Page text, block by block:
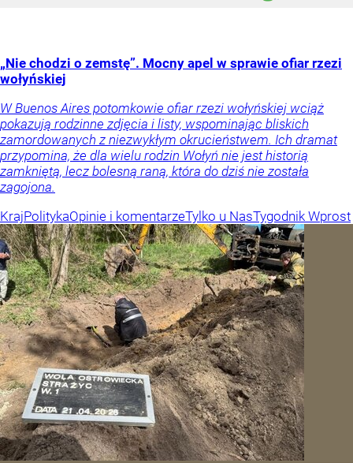
„Nie chodzi o zemstę”. Mocny apel w sprawie ofiar rzezi
wołyńskiej
W Buenos Aires potomkowie ofiar rzezi wołyńskiej wciąż
pokazują rodzinne zdjęcia i listy, wspominając bliskich
zamordowanych z niezwykłym okrucieństwem. Ich dramat
przypomina, że dla wielu rodzin Wołyń nie jest historią
zamkniętą, lecz bolesną raną, która do dziś nie została
zagojona.
KrajPolitykaOpinie i komentarzeTylko u NasTygodnik Wprost